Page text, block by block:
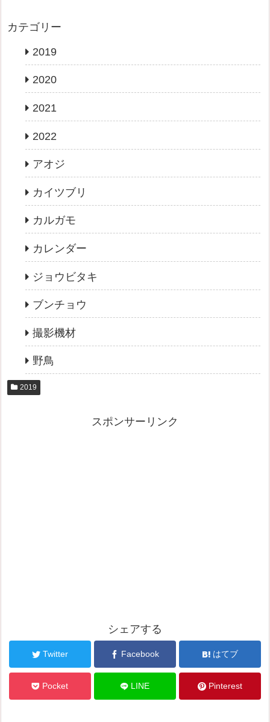
カテゴリー
2019
2020
2021
2022
アオジ
カイツブリ
カルガモ
カレンダー
ジョウビタキ
ブンチョウ
撮影機材
野鳥
2019
スポンサーリンク
シェアする
Twitter Facebook はてブ
Pocket LINE Pinterest